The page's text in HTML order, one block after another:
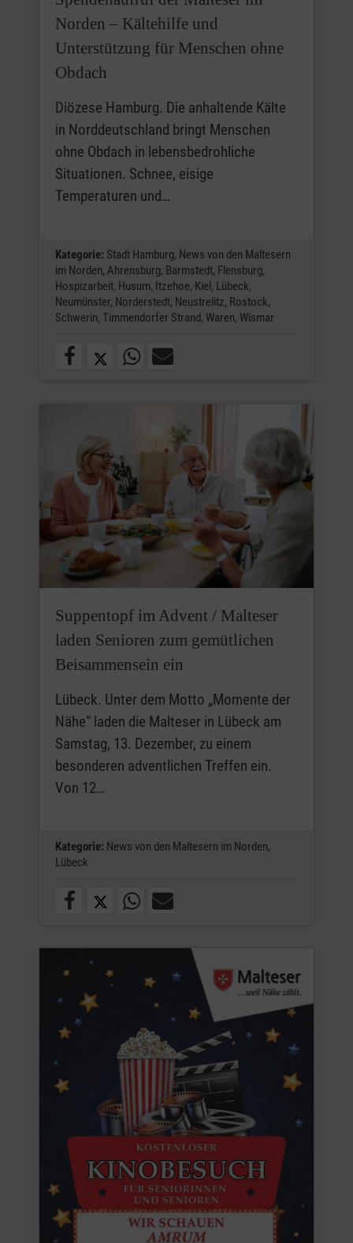
Norden – Kältehilfe und
Unterstützung für Menschen ohne
Obdach
Diözese Hamburg. Die anhaltende Kälte
in Norddeutschland bringt Menschen
ohne Obdach in lebensbedrohliche
Situationen. Schnee, eisige
Temperaturen und…
Kategorie: Stadt Hamburg, News von den Maltesern
im Norden, Ahrensburg, Barmstedt, Flensburg,
Hospizarbeit, Husum, Itzehoe, Kiel, Lübeck,
Neumünster, Norderstedt, Neustrelitz, Rostock,
Schwerin, Timmendorfer Strand, Waren, Wismar
Suppentopf im Advent / Malteser
laden Senioren zum gemütlichen
Beisammensein ein
Lübeck. Unter dem Motto „Momente der
Nähe“ laden die Malteser in Lübeck am
Samstag, 13. Dezember, zu einem
besonderen adventlichen Treffen ein.
Von 12…
Kategorie: News von den Maltesern im Norden,
Lübeck